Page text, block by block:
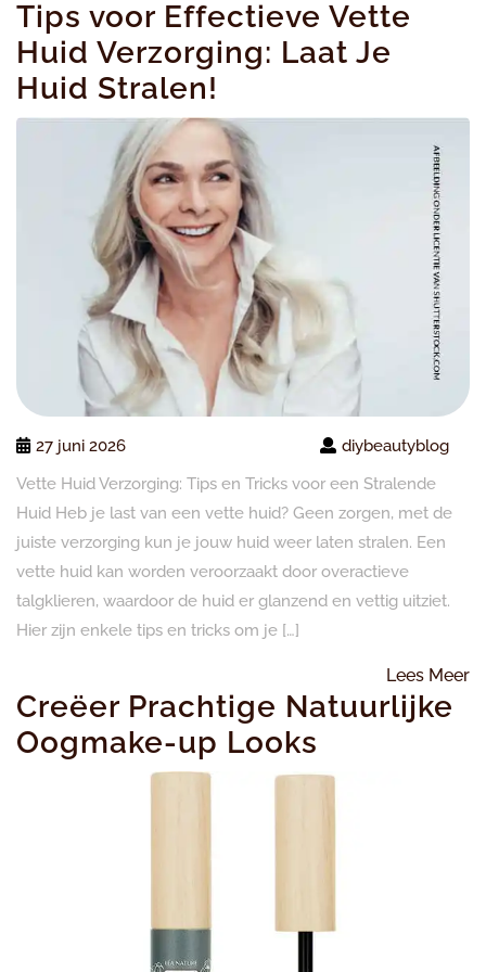
Tips voor Effectieve Vette
Huid Verzorging: Laat Je
Huid Stralen!
27 juni 2026
diybeautyblog
Vette Huid Verzorging: Tips en Tricks voor een Stralende
Huid Heb je last van een vette huid? Geen zorgen, met de
juiste verzorging kun je jouw huid weer laten stralen. Een
vette huid kan worden veroorzaakt door overactieve
talgklieren, waardoor de huid er glanzend en vettig uitziet.
Hier zijn enkele tips en tricks om je […]
Lees Meer
Creëer Prachtige Natuurlijke
Oogmake-up Looks